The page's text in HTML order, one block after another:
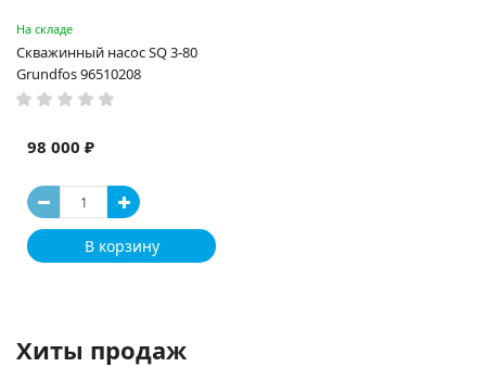
На складе
Скважинный насос SQ 3-80
Grundfos 96510208
98 000 ₽
В корзину
Хиты продаж